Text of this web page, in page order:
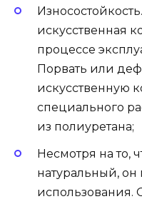
искусственная
процессе
Порвать или
искусственную
специального
из полиуретана;
Несмотря на то,
натуральный, он
использования.